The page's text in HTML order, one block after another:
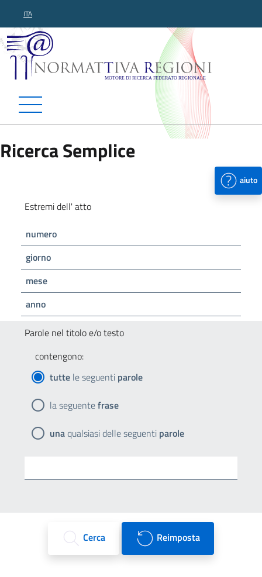
ITA
Normattiva Regioni -
Ricerca Semplice
aiuto
Estremi dell' atto
numero
giorno
mese
anno
Parole nel titolo e/o testo
contengono:
tutte le seguenti parole
la seguentefrase
unaqualsiasi delle seguenti parole
Cerca Reimposta